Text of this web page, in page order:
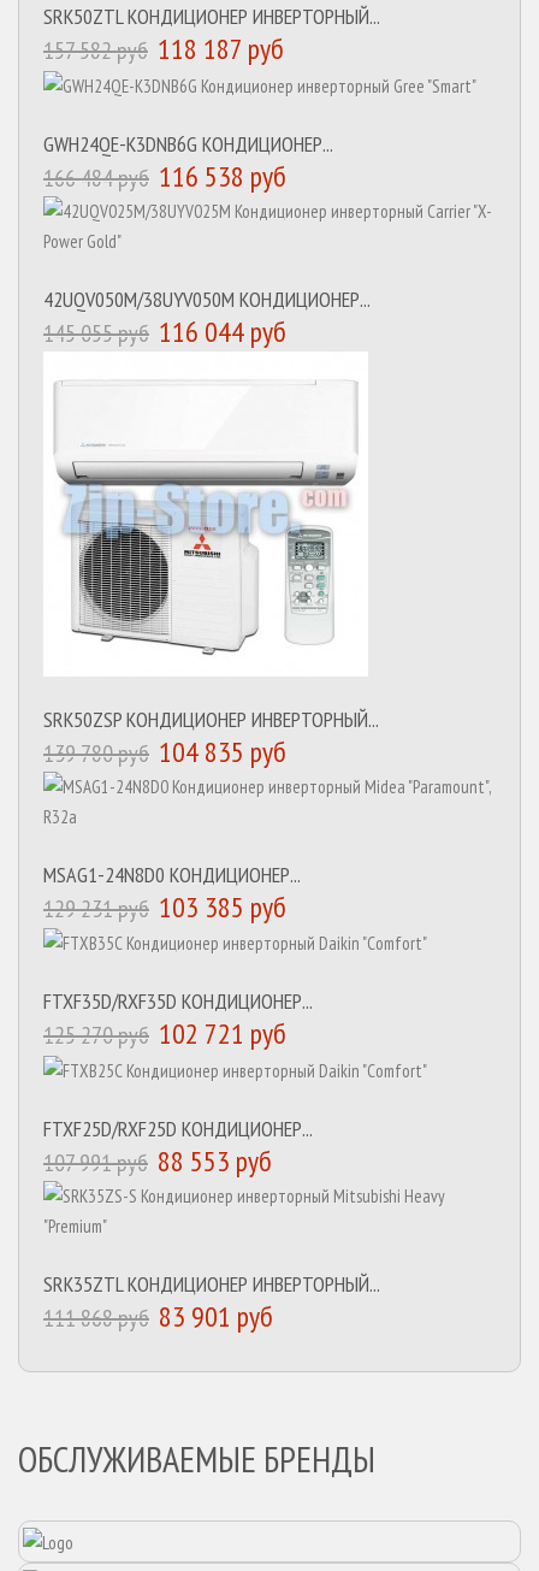
SRK50ZTL КОНДИЦИОНЕР ИНВЕРТОРНЫЙ...
157 582 руб 118 187 руб
GWH24QE-K3DNB6G КОНДИЦИОНЕР...
166 484 руб 116 538 руб
42UQV050M/38UYV050M КОНДИЦИОНЕР...
145 055 руб 116 044 руб
SRK50ZSP КОНДИЦИОНЕР ИНВЕРТОРНЫЙ...
139 780 руб 104 835 руб
MSAG1-24N8D0 КОНДИЦИОНЕР...
129 231 руб 103 385 руб
FTXF35D/RXF35D КОНДИЦИОНЕР...
125 270 руб 102 721 руб
FTXF25D/RXF25D КОНДИЦИОНЕР...
107 991 руб 88 553 руб
SRK35ZTL КОНДИЦИОНЕР ИНВЕРТОРНЫЙ...
111 868 руб 83 901 руб
ОБСЛУЖИВАЕМЫЕ БРЕНДЫ